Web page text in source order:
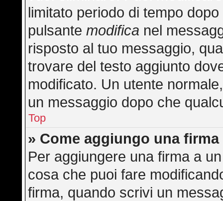
limitato periodo di tempo
pulsantemodifica nel
risposto al tuo messaggio,
trovare del testo aggiunto
modificato. Un utente
un messaggio dopo che
Top
» Come aggiungo una
Per aggiungere una firma a
cosa che puoi fare
firma, quando scrivi un